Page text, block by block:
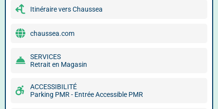
Itinéraire vers Chaussea
chaussea.com
SERVICES
Retrait en Magasin
ACCESSIBILITÉ
Parking PMR - Entrée Accessible PMR